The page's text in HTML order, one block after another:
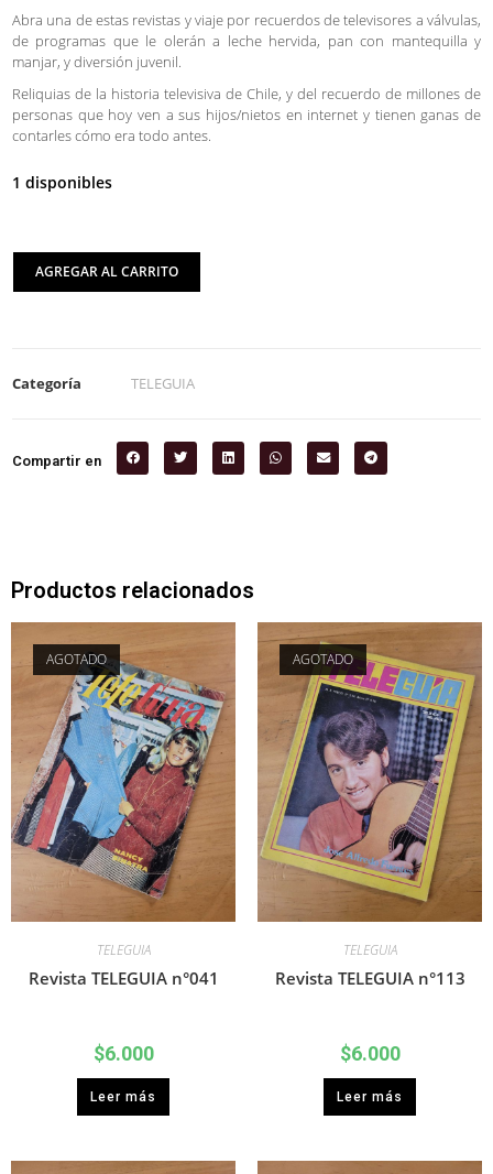
Abra una de estas revistas y viaje por recuerdos de televisores a válvulas,
de programas que le olerán a leche hervida, pan con mantequilla y
manjar, y diversión juvenil.
Reliquias de la historia televisiva de Chile, y del recuerdo de millones de
personas que hoy ven a sus hijos/nietos en internet y tienen ganas de
contarles cómo era todo antes.
1 disponibles
AGREGAR AL CARRITO
Categoría TELEGUIA
Compartir en
Productos relacionados
AGOTADO
TELEGUIA
Revista TELEGUIA n°041
$6.000
Leer más
AGOTADO
TELEGUIA
Revista TELEGUIA n°113
$6.000
Leer más